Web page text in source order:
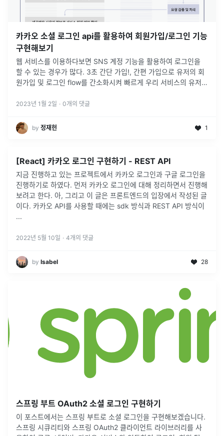
카카오 소셜 로그인 api를 활용하여 회원가입/로그인 기능
구현해보기
웹 서비스를 이용하다보면 SNS 계정 기능을 활용하여 로그인을
할 수 있는 경우가 많다. 3초 간단 가입!, 간편 가입으로 유저의 회
원가입 및 로그인 flow를 간소화시켜 빠르게 우리 서비스의 유저로
오 소...
2023년 1월 2일 · 0개의 댓글
by 정재헌 1
[React] 카카오 로그인 구현하기 - REST API
지금 진행하고 있는 프로젝트에서 카카오 로그인과 구글 로그인을
진행하기로 하였다. 먼저 카카오 로그인에 대해 정리하면서 진행해
보려고 한다. 아, 그리고 이 글은 프론트엔드의 입장에서 작성된 글
이다. 카카오 API를 사용할 때에는 sdk 방식과 REST API 방식이
...
2022년 5월 10일 · 4개의 댓글
by Isabel 28
스프링 부트 OAuth2 소셜 로그인 구현하기
이 포스트에서는 스프링 부트로 소셜 로그인을 구현해보겠습니다.
스프링 시큐리티와 스프링 OAuth2 클라이언트 라이브러리를 사